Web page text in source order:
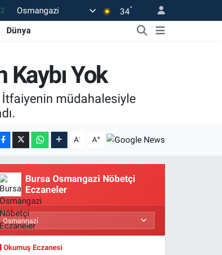
Osmangazi 34°
Dünya
Kaybı Yok
İtfaiyenin müdahalesiyle
A- A+
Bursa Osmangazi Nöbetçi
Eczaneler
Okumuş Eczanesi